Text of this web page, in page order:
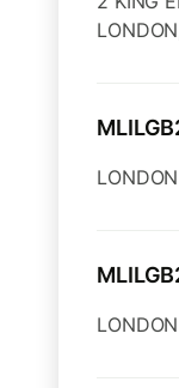
LONDON
LONDON